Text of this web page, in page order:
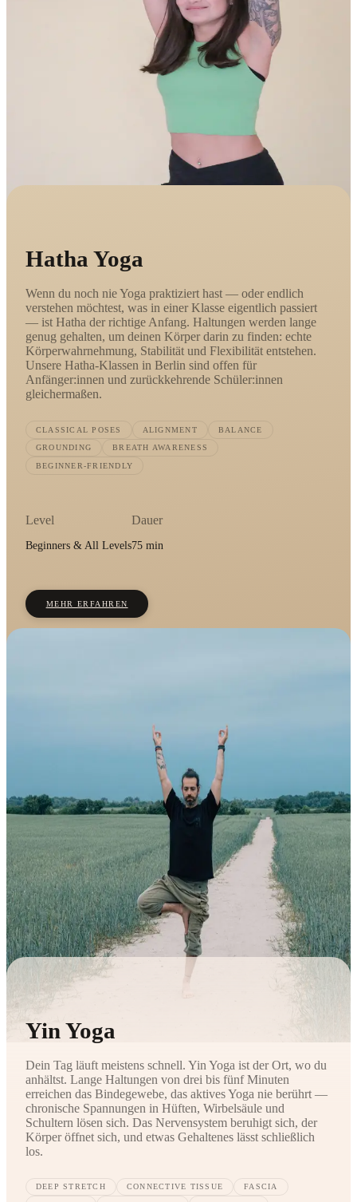
Hatha Yoga
Wenn du noch nie Yoga praktiziert hast — oder endlich
verstehen möchtest, was in einer Klasse eigentlich passiert
— ist Hatha der richtige Anfang. Haltungen werden lange
genug gehalten, um deinen Körper darin zu finden: echte
Körperwahrnehmung, Stabilität und Flexibilität entstehen.
Unsere Hatha-Klassen in Berlin sind offen für
Anfänger:innen und zurückkehrende Schüler:innen
gleichermaßen.
CLASSICAL POSES ALIGNMENT BALANCE
GROUNDING BREATH AWARENESS
BEGINNER-FRIENDLY
Level
Beginners & All Levels
Dauer
75 min
MEHR ERFAHREN
Yin Yoga
Dein Tag läuft meistens schnell. Yin Yoga ist der Ort, wo du
anhältst. Lange Haltungen von drei bis fünf Minuten
erreichen das Bindegewebe, das aktives Yoga nie berührt —
chronische Spannungen in Hüften, Wirbelsäule und
Schultern lösen sich. Das Nervensystem beruhigt sich, der
Körper öffnet sich, und etwas Gehaltenes lässt schließlich
los.
DEEP STRETCH CONNECTIVE TISSUE FASCIA